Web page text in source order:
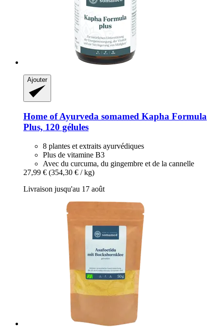
Ajouter
Home of Ayurveda somamed Kapha Formula
Plus, 120 gélules
8 plantes et extraits ayurvédiques
Plus de vitamine B3
Avec du curcuma, du gingembre et de la cannelle
27,99 € (354,30 € / kg)
Livraison jusqu'au 17 août